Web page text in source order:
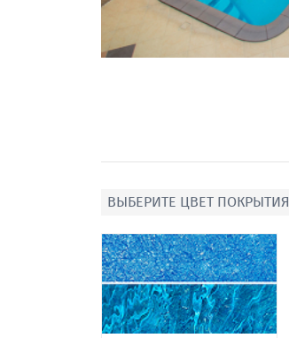
ВЫБЕРИТЕ ЦВЕТ ПОКРЫТИЯ